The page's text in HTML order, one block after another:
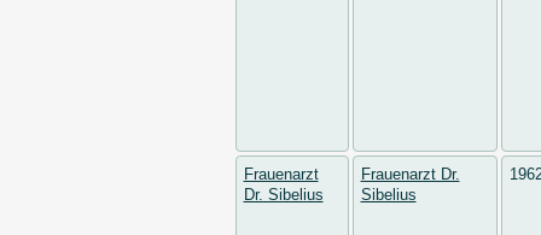
Frauenarzt
Dr. Sibelius
Frauenarzt Dr.
Sibelius